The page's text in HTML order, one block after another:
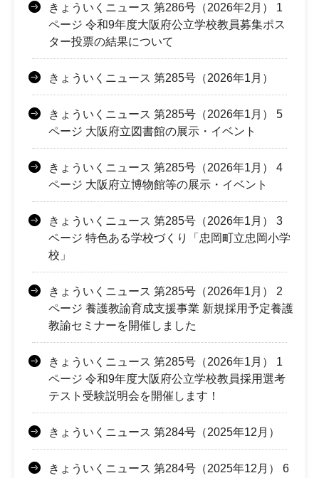
きょういくニュース 第286号（2026年2月） 1
ページ 令和9年度大阪府公立学校教員募集ポス
ター投票の結果について
きょういくニュース 第285号（2026年1月）
きょういくニュース 第285号（2026年1月） 5
ページ 大阪府立図書館の展示・イベント
きょういくニュース 第285号（2026年1月） 4
ページ 大阪府立博物館等の展示・イベント
きょういくニュース 第285号（2026年1月） 3
ページ 特色ある学校づくり「忠岡町立忠岡小学
校」
きょういくニュース 第285号（2026年1月） 2
ページ 養護教諭育成支援事業 新規採用予定養護
教諭セミナーを開催しました
きょういくニュース 第285号（2026年1月） 1
ページ 令和9年度大阪府公立学校教員採用選考
テスト受験説明会を開催します！
きょういくニュース 第284号（2025年12月）
きょういくニュース 第284号（2025年12月） 6